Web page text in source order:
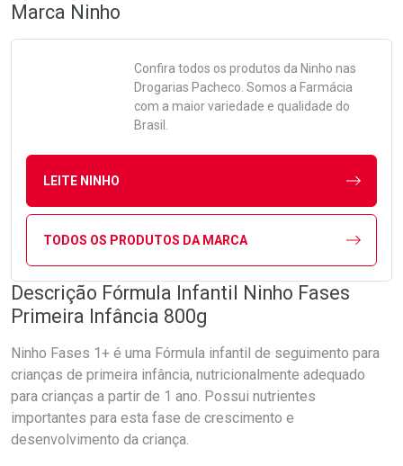
Marca Ninho
Confira todos os produtos da Ninho nas
Drogarias Pacheco. Somos a Farmácia
com a maior variedade e qualidade do
Brasil.
LEITE NINHO
TODOS OS PRODUTOS DA MARCA
Descrição Fórmula Infantil Ninho Fases
Primeira Infância 800g
Ninho Fases 1+ é uma Fórmula infantil de seguimento para
crianças de primeira infância, nutricionalmente adequado
para crianças a partir de 1 ano. Possui nutrientes
importantes para esta fase de crescimento e
desenvolvimento da criança.